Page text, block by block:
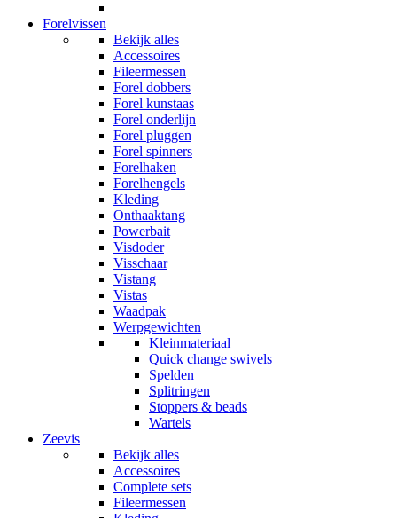
Forelvissen
Bekijk alles
Accessoires
Fileermessen
Forel dobbers
Forel kunstaas
Forel onderlijn
Forel pluggen
Forel spinners
Forelhaken
Forelhengels
Kleding
Onthaaktang
Powerbait
Visdoder
Visschaar
Vistang
Vistas
Waadpak
Werpgewichten
Kleinmateriaal
Quick change swivels
Spelden
Splitringen
Stoppers & beads
Wartels
Zeevis
Bekijk alles
Accessoires
Complete sets
Fileermessen